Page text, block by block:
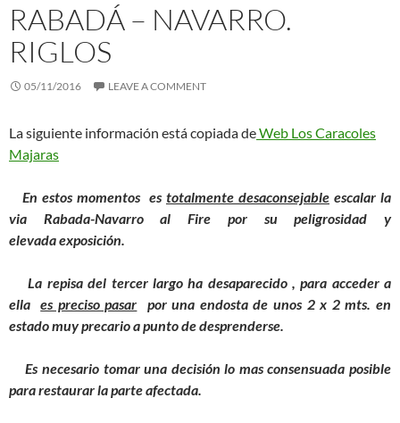
RABADÁ – NAVARRO.
RIGLOS
05/11/2016 LEAVE A COMMENT
La siguiente información está copiada deWeb Los Caracoles
Majaras
En estos momentos es totalmente desaconsejable escalar la
via Rabada-Navarro al Fire por su peligrosidad y
elevada exposición.
La repisa del tercer largo ha desaparecido , para acceder a
ellaes preciso pasar por una endosta de unos 2 x 2 mts. en
estado muy precario a punto de desprenderse.
Es necesario tomar una decisión lo mas consensuada posible
para restaurar la parte afectada.